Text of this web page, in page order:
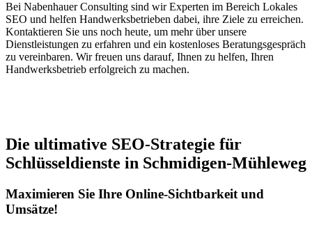
Bei Nabenhauer Consulting sind wir Experten im Bereich Lokales
SEO und helfen Handwerksbetrieben dabei, ihre Ziele zu erreichen.
Kontaktieren Sie uns noch heute, um mehr über unsere
Dienstleistungen zu erfahren und ein kostenloses Beratungsgespräch
zu vereinbaren. Wir freuen uns darauf, Ihnen zu helfen, Ihren
Handwerksbetrieb erfolgreich zu machen.
Die ultimative SEO-Strategie für
Schlüsseldienste in Schmidigen-Mühleweg
Maximieren Sie Ihre Online-Sichtbarkeit und
Umsätze!